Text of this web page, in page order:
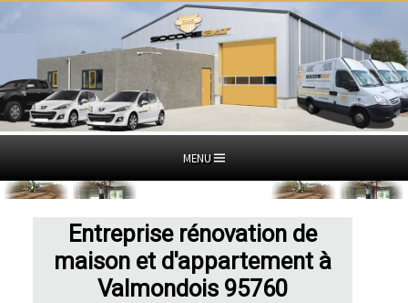
MENU
Entreprise rénovation de
maison et d'appartement à
Valmondois 95760